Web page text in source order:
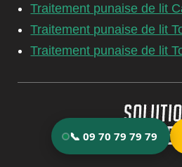
Traitement punaise de lit
Traitement punaise de lit
Traitement punaise de lit